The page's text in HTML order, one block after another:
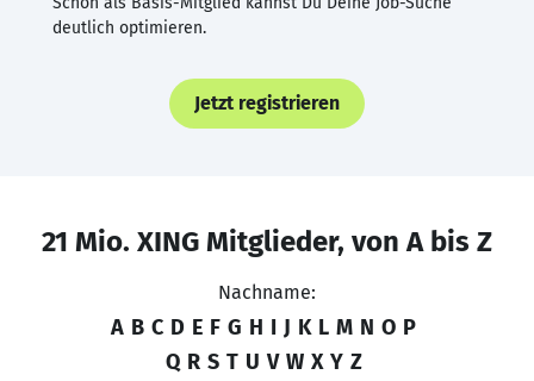
deutlich optimieren.
Jetzt registrieren
21 Mio. XING Mitglieder, von A bis Z
Nachname:
A B C D E F G H I J K L M N O P
Q R S T U V W X Y Z